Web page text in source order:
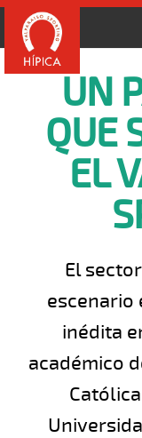
UN
QUE
EL
El
escenario
inédita
académico